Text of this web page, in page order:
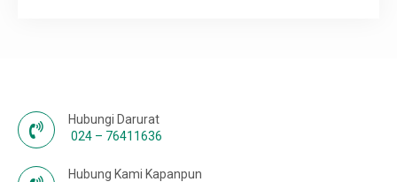
Hubungi Darurat
024 – 76411636
Hubung Kami Kapanpun